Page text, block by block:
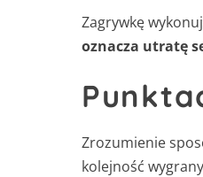
Zagrywkę
oznacza utratę
Zrozumienie
kolejność